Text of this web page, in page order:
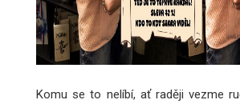
Komu se to nelíbí, ať raději vezme